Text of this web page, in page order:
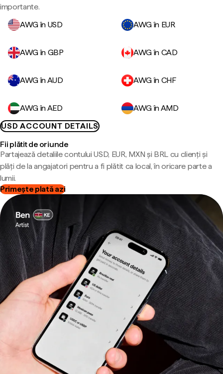
importante.
AWG în USD
AWG în EUR
AWG în GBP AWG în CAD
AWG în AUD AWG în CHF
AWG în AED
AWG în AMD
USD ACCOUNT DETAILS
Fii plătit de oriunde
Partajează detaliile contului USD, EUR, MXN și BRL cu clienți și
plăți de la angajatori pentru a fi plătit ca local, în oricare parte a
lumii.
Primește plată azi